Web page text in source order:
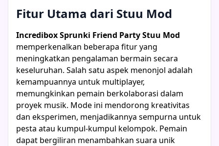
Fitur Utama dari Stuu Mod
Incredibox Sprunki Friend Party Stuu Mod
memperkenalkan beberapa fitur yang
meningkatkan pengalaman bermain secara
keseluruhan. Salah satu aspek menonjol adalah
kemampuannya untuk multiplayer,
memungkinkan pemain berkolaborasi dalam
proyek musik. Mode ini mendorong kreativitas
dan eksperimen, menjadikannya sempurna untuk
pesta atau kumpul-kumpul kelompok. Pemain
dapat bergiliran menambahkan suara unik